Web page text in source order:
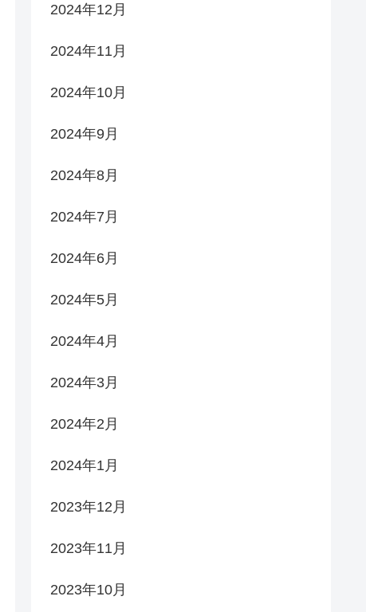
2024年12月
2024年11月
2024年10月
2024年9月
2024年8月
2024年7月
2024年6月
2024年5月
2024年4月
2024年3月
2024年2月
2024年1月
2023年12月
2023年11月
2023年10月